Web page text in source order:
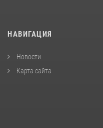
НАВИГАЦИЯ
Новости
Карта сайта